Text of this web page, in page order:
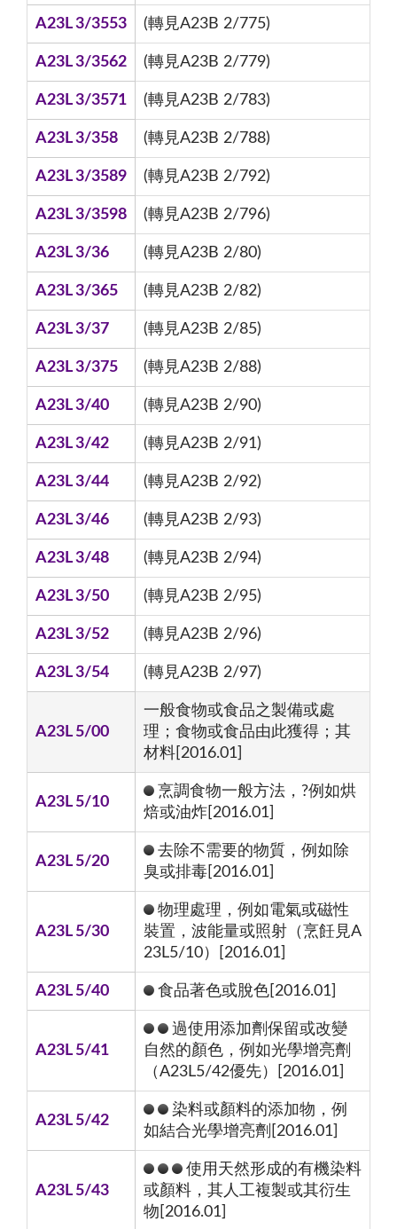
A23L 3/3553 (轉見A23B 2/775)
A23L 3/3562 (轉見A23B 2/779)
A23L 3/3571 (轉見A23B 2/783)
A23L 3/358 (轉見A23B 2/788)
A23L 3/3589 (轉見A23B 2/792)
A23L 3/3598 (轉見A23B 2/796)
A23L 3/36 (轉見A23B 2/80)
A23L 3/365 (轉見A23B 2/82)
A23L 3/37 (轉見A23B 2/85)
A23L 3/375 (轉見A23B 2/88)
A23L 3/40 (轉見A23B 2/90)
A23L 3/42 (轉見A23B 2/91)
A23L 3/44 (轉見A23B 2/92)
A23L 3/46 (轉見A23B 2/93)
A23L 3/48 (轉見A23B 2/94)
A23L 3/50 (轉見A23B 2/95)
A23L 3/52 (轉見A23B 2/96)
A23L 3/54 (轉見A23B 2/97)
A23L 5/00
一般食物或食品之製備或處
理；食物或食品由此獲得；其
材料[2016.01]
A23L 5/10
烹調食物一般方法，?例如烘
焙或油炸[2016.01]
A23L 5/20
去除不需要的物質，例如除
臭或排毒[2016.01]
A23L 5/30
物理處理，例如電氣或磁性
裝置，波能量或照射（烹飪見A
23L5/10）[2016.01]
A23L 5/40 食品著色或脫色[2016.01]
A23L 5/41
過使用添加劑保留或改變
自然的顏色，例如光學增亮劑
（A23L5/42優先）[2016.01]
A23L 5/42
染料或顏料的添加物，例
如結合光學增亮劑[2016.01]
A23L 5/43
使用天然形成的有機染料
或顏料，其人工複製或其衍生
物[2016.01]